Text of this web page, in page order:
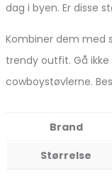
dag i byen. Er disse
Kombiner dem med
trendy outfit. Gå
cowboystøvlerne.
Brand
Størrelse